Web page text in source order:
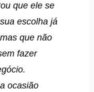
que ele se
escolha já
que não
fazer
ocasião